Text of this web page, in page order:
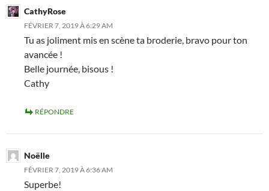
CathyRose
FÉVRIER 7, 2019 À 6:29 AM
Tu as joliment mis en scène ta broderie, bravo pour ton
avancée !
Belle journée, bisous !
Cathy
RÉPONDRE
Noëlle
FÉVRIER 7, 2019 À 6:36 AM
Superbe!